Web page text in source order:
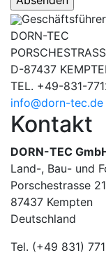
DORN-TEC
D-87437
TEL. +49-831-
info@dorn-tec.de
Kontakt
DORN-TEC
Land-, Bau- und
Porschestrasse 21
87437 Kempten
Deutschland
Tel. (+49 831)